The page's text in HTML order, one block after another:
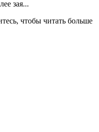
зая...
чтобы читать больше